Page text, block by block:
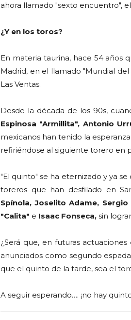
ahora llamado "sexto encuentro",
¿Y en los toros?
En materia taurina, hace 54 años
Madrid, en el llamado "Mundial
Las Ventas.
Desde la década de los 90s,
Espinosa "Armillita", Antonio
mexicanos han tenido la
refiriéndose al siguiente torero en
"El quinto" se ha eternizado y ya
toreros que han desfilado en
Spínola, Joselito Adame,
"Calita" e Isaac Fonseca, sin
¿Será que, en futuras
anunciados como segundo
que el quinto de la tarde, sea el
A seguir esperando…. ¡no hay